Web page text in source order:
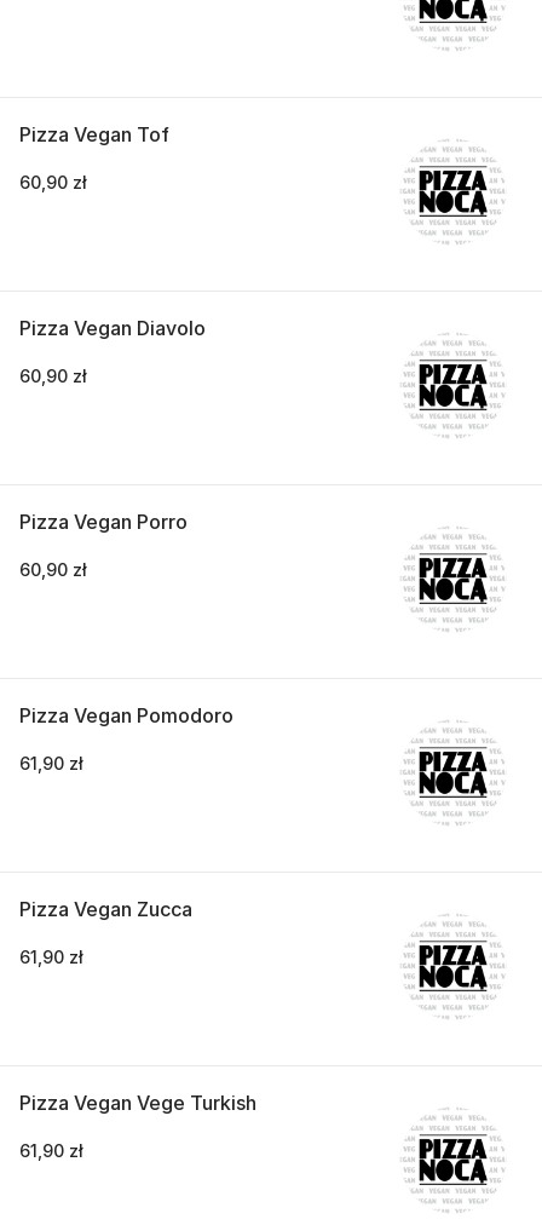
Pizza Vegan Tof
60,90 zł
Pizza Vegan Diavolo
60,90 zł
Pizza Vegan Porro
60,90 zł
Pizza Vegan Pomodoro
61,90 zł
Pizza Vegan Zucca
61,90 zł
Pizza Vegan Vege Turkish
61,90 zł